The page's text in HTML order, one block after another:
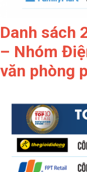
Danh sách
– Nhóm
văn phòng